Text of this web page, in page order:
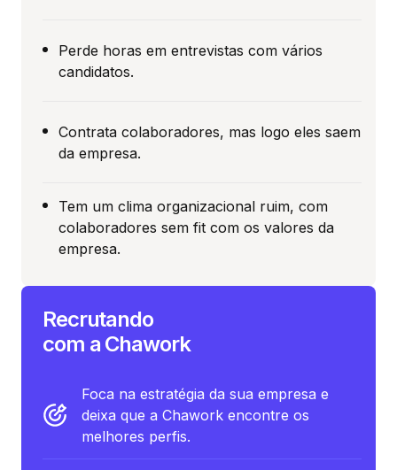
Perde horas em entrevistas com vários
candidatos.
Contrata colaboradores, mas logo eles saem
da empresa.
Tem um clima organizacional ruim, com
colaboradores sem fit com os valores da
empresa.
Recrutando
com a Chawork
Foca na estratégia da sua empresa e
deixa que a Chawork encontre os
melhores perfis.